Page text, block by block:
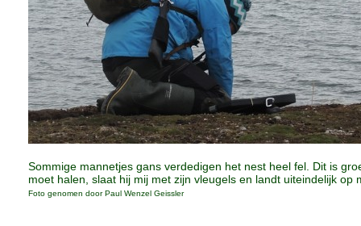
Sommige mannetjes gans verdedigen het nest heel fel. Dit is
moet halen, slaat hij mij met zijn vleugels en landt uiteindelijk op
Foto genomen door Paul Wenzel Geissler